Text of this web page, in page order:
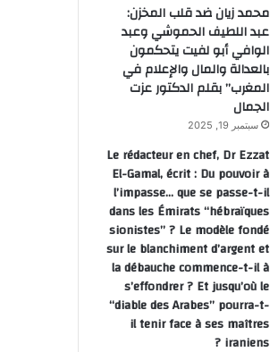
محمد زيان ضد قلب المخزن:
عبد اللطيف الحموشي وعبد
الوافي أبو لفيت يتحكمون
بالعدالة والمال والإعلام في
المغرب” بقلم الدكتور عزت
الجمال
سبتمبر 19, 2025
Le rédacteur en chef, Dr Ezzat
El-Gamal, écrit : Du pouvoir à
l’impasse… que se passe-t-il
dans les Émirats “hébraïques
sionistes” ? Le modèle fondé
sur le blanchiment d’argent et
la débauche commence-t-il à
s’effondrer ? Et jusqu’où le
“diable des Arabes” pourra-t-
il tenir face à ses maîtres
iraniens ?